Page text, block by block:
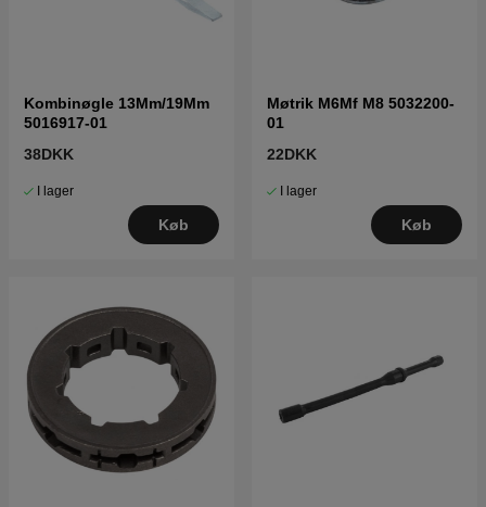
Kombinøgle 13Mm/19Mm
5016917-01
38DKK
I lager
Køb
Møtrik M6Mf M8 5032200-
01
22DKK
I lager
Køb